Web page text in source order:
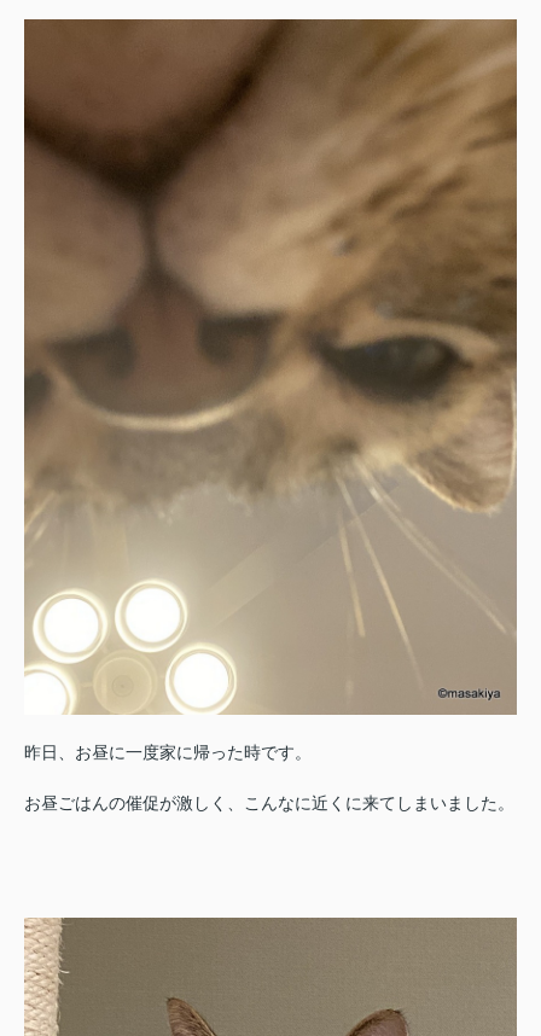
昨日、お昼に一度家に帰った時です。
お昼ごはんの催促が激しく、こんなに近くに来てしまいました。